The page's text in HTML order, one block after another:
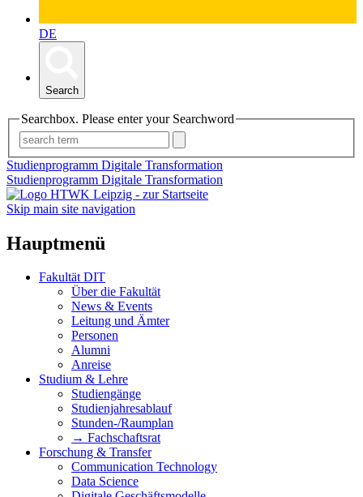
DE
Search
Searchbox. Please enter your Searchword
Studienprogramm Digitale Transformation
Studienprogramm Digitale Transformation
Skip main site navigation
Hauptmenü
Fakultät DIT
Über die Fakultät
News & Events
Leitung und Ämter
Personen
Alumni
Anreise
Studium & Lehre
Studiengänge
Studienjahresablauf
Stunden-/Raumplan
→ Fachschaftsrat
Forschung & Transfer
Communication Technology
Data Science